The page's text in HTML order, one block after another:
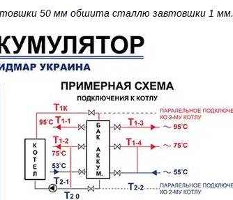
50 мм обшита сталлю завтовшки 1 мм.